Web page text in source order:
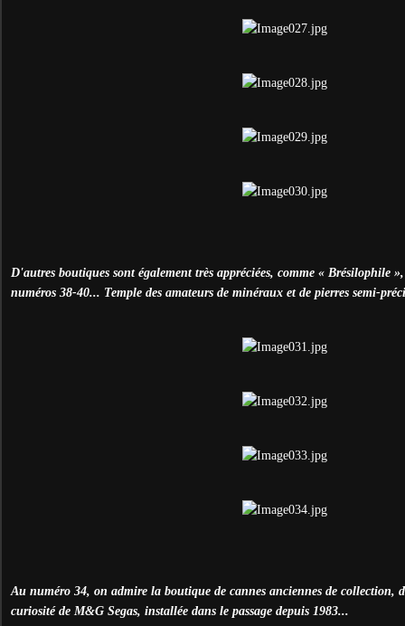
D'autres boutiques sont également très appréciées, comme « Brésilophile
numéros 38-40... Temple des amateurs de minéraux et de pierres semi-
Au numéro 34, on admire la boutique de cannes anciennes de collection,
curiosité de M&G Segas, installée dans le passage depuis 1983...